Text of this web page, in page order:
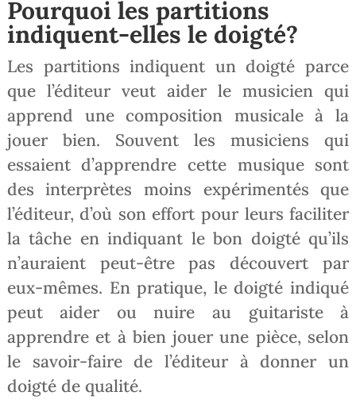
Pourquoi les partitions
indiquent-elles le doigté?
Les partitions indiquent un doigté parce
que l’éditeur veut aider le musicien qui
apprend une composition musicale à la
jouer bien. Souvent les musiciens qui
essaient d’apprendre cette musique sont
des interprètes moins expérimentés que
l’éditeur, d’où son effort pour leurs faciliter
la tâche en indiquant le bon doigté qu’ils
n’auraient peut-être pas découvert par
eux-mêmes. En pratique, le doigté indiqué
peut aider ou nuire au guitariste à
apprendre et à bien jouer une pièce, selon
le savoir-faire de l’éditeur à donner un
doigté de qualité.